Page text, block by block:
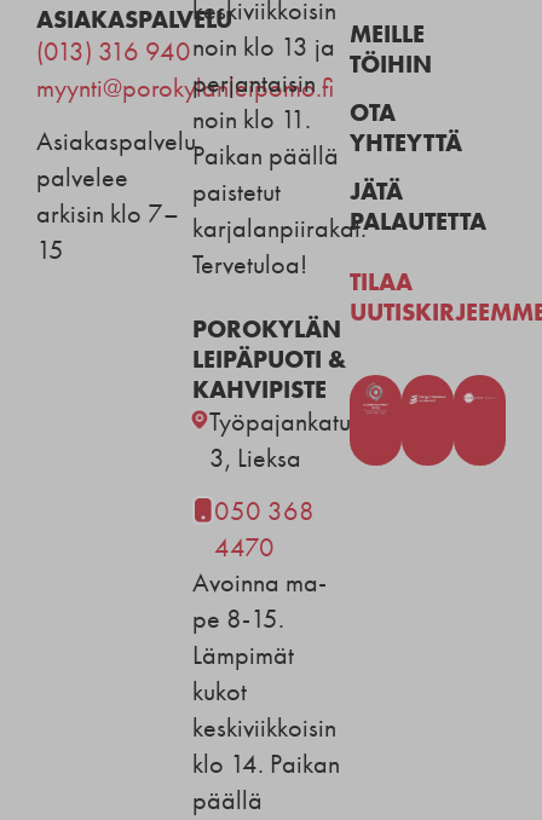
ASIAKASPALVELU
(013) 316 940
myynti@porokylanleipomo.fi
Asiakaspalvelu
palvelee
arkisin klo 7–
15
keskiviikkoisin
noin klo 13 ja
perjantaisin
noin klo 11.
Paikan päällä
paistetut
karjalanpiirakat.
Tervetuloa!
POROKYLÄN
LEIPÄPUOTI &
KAHVIPISTE
Työpajankatu
3, Lieksa
050 368
4470
Avoinna ma-
pe 8-15.
Lämpimät
kukot
keskiviikkoisin
klo 14. Paikan
päällä
MEILLE
TÖIHIN
OTA
YHTEYTTÄ
JÄTÄ
PALAUTETTA
TILAA